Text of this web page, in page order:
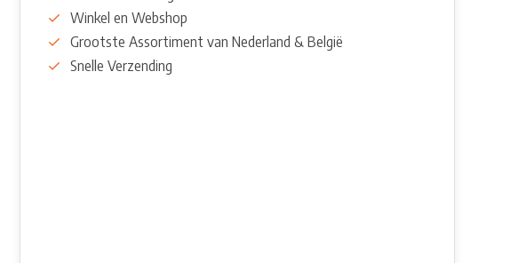
Winkel en Webshop
Grootste Assortiment van Nederland & België
Snelle Verzending